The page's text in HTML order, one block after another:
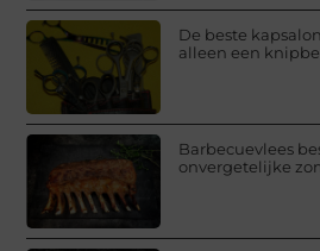
De beste
alleen een
Barbecuevlees
onvergetelijke